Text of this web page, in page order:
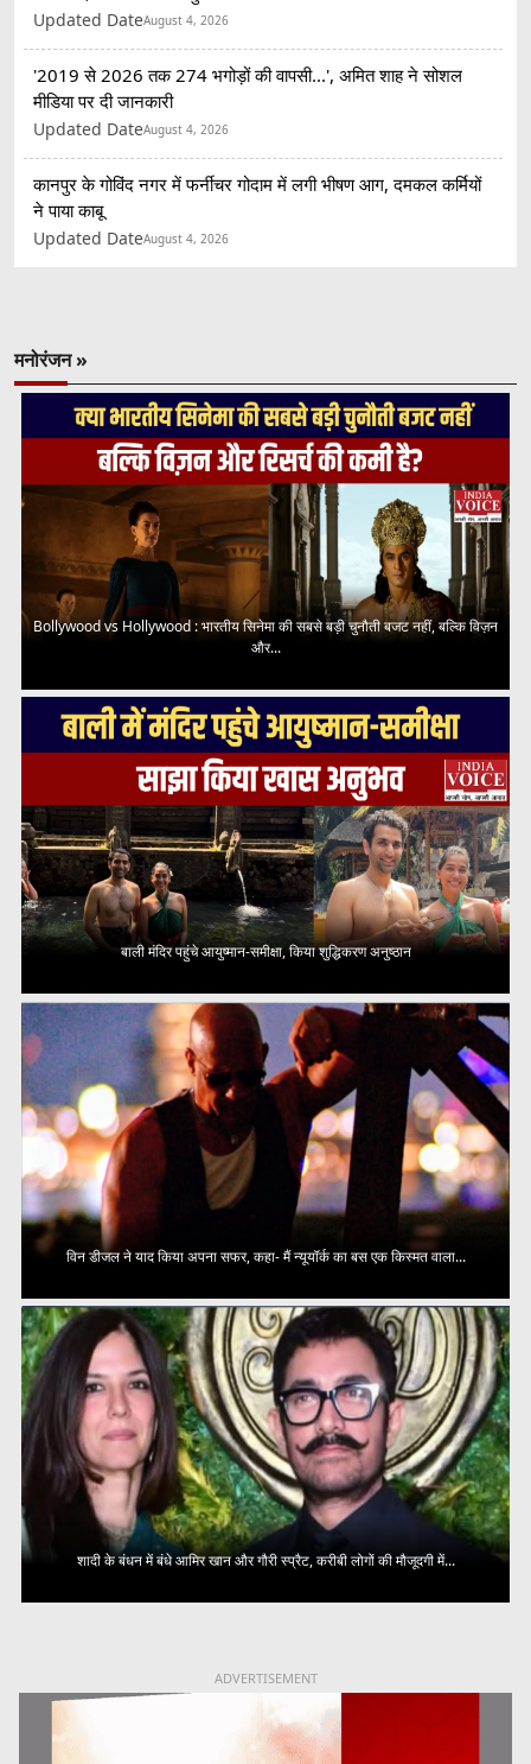
Updated DateAugust 4, 2026
'2019 से 2026 तक 274 भगोड़ों की वापसी...', अमित शाह ने सोशल
मीडिया पर दी जानकारी
Updated DateAugust 4, 2026
कानपुर के गोविंद नगर में फर्नीचर गोदाम में लगी भीषण आग, दमकल कर्मियों
ने पाया काबू
Updated DateAugust 4, 2026
मनोरंजन »
Bollywood vs Hollywood : भारतीय सिनेमा की सबसे बड़ी चुनौती बजट नहीं, बल्कि विज़न
और...
बाली मंदिर पहुंचे आयुष्मान-समीक्षा, किया शुद्धिकरण अनुष्ठान
विन डीजल ने याद किया अपना सफर, कहा- मैं न्यूयॉर्क का बस एक किस्मत वाला...
शादी के बंधन में बंधे आमिर खान और गौरी स्प्रैट, करीबी लोगों की मौजूदगी में...
ADVERTISEMENT